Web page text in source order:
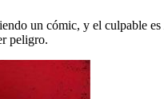
un cómic, y el culpable es
peligro.